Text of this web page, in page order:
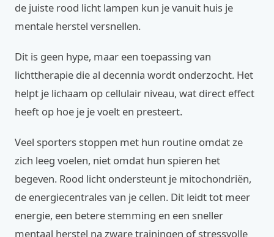
de juiste rood licht lampen kun je vanuit huis je
mentale herstel versnellen.
Dit is geen hype, maar een toepassing van
lichttherapie die al decennia wordt onderzocht. Het
helpt je lichaam op cellulair niveau, wat direct effect
heeft op hoe je je voelt en presteert.
Veel sporters stoppen met hun routine omdat ze
zich leeg voelen, niet omdat hun spieren het
begeven. Rood licht ondersteunt je mitochondriën,
de energiecentrales van je cellen. Dit leidt tot meer
energie, een betere stemming en een sneller
mentaal herstel na zware trainingen of stressvolle